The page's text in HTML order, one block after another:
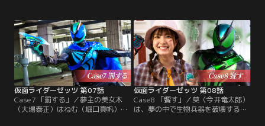
出があることを聞き出す。夢の世界
でみゆきの「心の扉」を見つけた莫
は、扉の奥に広がる意外な光景を目
にする。そして再びクロウナイトメ
アが出現して…！脚本：高橋悠也 監
督：柏木宏紀
と共に脱出を試みるが、様々に仕掛
けられた罠に行く手を阻まれる。そ
してねむと美女木らの関係にある秘
密が隠されていて…？
仮面ライダーゼッツ 第07話
Case7 「罰する」／夢主の美女木
（大場泰正）はねむ（堀口真帆）を
仮面ライダーゼッツ 第08話
Case8 「饗す」／莫（今井竜太郎）
は、夢の中で生物兵器を破壊するミ